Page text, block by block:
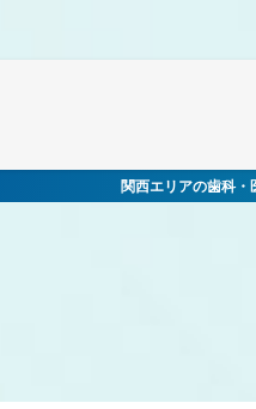
関西エリアの歯科